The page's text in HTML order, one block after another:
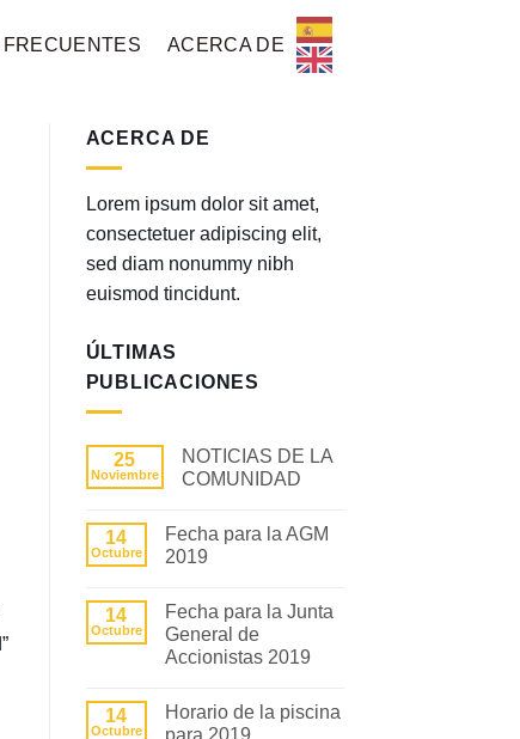
ACERCA DE
ACERCA DE
Lorem ipsum dolor sit amet,
consectetuer adipiscing elit,
sed diam nonummy nibh
euismod tincidunt.
ÚLTIMAS
PUBLICACIONES
25
Noviembre
NOTICIAS DE LA
COMUNIDAD
comentarios
en
NOTICIAS
14
Octubre
Fecha para la AGM
2019
comentarios
en
Fecha
para
2019
14
Octubre
Fecha para la Junta
General de
Accionistas 2019
comentarios
14
Octubre
Horario de la piscina
para 2019